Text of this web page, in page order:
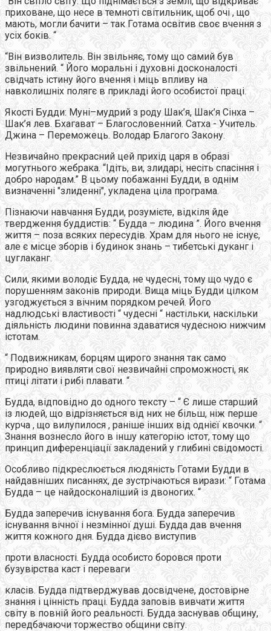
приховане, що несе в темноті світильник, щоб очі , що
мають, могли бачити – так Готама освітив своє вчення з
усіх боків. “
“Він визволитель. Він звільняє, тому що самий був
звільнений. “ Його моральні і духовні досконалості
свідчать істину його вчення і міць впливу на
навколишніх полягє в прикладі його особистої праці.
Якості Будди: Муні–мудрий з роду Шак’я, Шак’я Сінха –
Шак’я лев. Бхагават – Благословенний. Сатха - Учитель.
Джина – Переможець. Володар Благого Закону.
Незвичайно прекрасний цей прихід царя в образі
могутнього жебрака. “Ідіть, ви, злидарі, несіть спасіння і
добро народам.” В цьому побажанні Будди, в однім
визначенні "злиденні", укладена ціла програма.
Пізнаючи навчання Будди, розумієте, відкіля йде
твердження буддистів: “ Будда – людина ”. Його вчення
життя – поза всяких пересудів. Храм для нього не існує,
але є місце зборів і будинок знань – тибетські дуканг і
цуглаканг.
Сили, якими володіє Будда, не чудесні, тому що чудо є
порушенням законів природи. Вища міць Будди цілком
узгоджується з вічним порядком речей. Його
надлюдські властивості “ чудесні “ настільки, наскільки
діяльність людини повинна здаватися чудесною нижчим
істотам.
“ Подвижникам, борцям щирого знання так само
природно виявляти свої незвичайні спроможності, як
птиці літати і рибі плавати. “
Будда, відповідно до одного тексту – “ Є лише старший
із людей, що відрізняється від них не більш, ніж перше
курча , що вилупилося , раніше інших від однієї квочки. “
Знання вознесло його в іншу категорію істот, тому що
принцип диференціації закладений у глибині свідомості.
Особливо підкреслюється людяність Готами Будди в
найдавніших писаннях, де зустрічаються вирази: “ Готама
Будда – це найдосконаліший із двоногих. “
Будда заперечив існування бога. Будда заперечив
існування вічної і незмінної душі. Будда дав вчення
життя кожного дня. Будда дієво виступив
проти власності. Будда особисто боровся проти
бузувірства каст і переваги
класів. Будда підтверджував досвідчене, достовірне
знання і цінність праці. Будда заповів вивчати життя
світу в повній його реальності. Будда заснував общину,
передбачаючи торжество общини світу.